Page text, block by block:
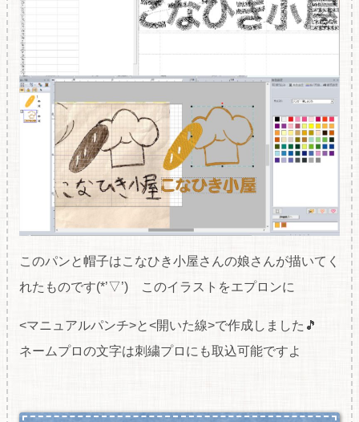
このパンと帽子はこなひき小屋さんの娘さんが描いてく
れたものです(*’▽’) このイラストをエプロンに
<マニュアルパンチ>と<開いた線>で作成しました🎵
ネームプロの文字は刺繍プロにも取込可能ですよ